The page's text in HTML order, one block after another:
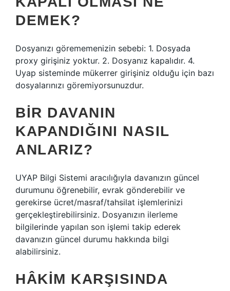
DEMEK?
Dosyanızı görememenizin sebebi: 1. Dosyada
proxy girişiniz yoktur. 2. Dosyanız kapalıdır. 4.
Uyap sisteminde mükerrer girişiniz olduğu için bazı
dosyalarınızı göremiyorsunuzdur.
BIR DAVANIN
KAPANDIĞINI NASIL
ANLARIZ?
UYAP Bilgi Sistemi aracılığıyla davanızın güncel
durumunu öğrenebilir, evrak gönderebilir ve
gerekirse ücret/masraf/tahsilat işlemlerinizi
gerçekleştirebilirsiniz. Dosyanızın ilerleme
bilgilerinde yapılan son işlemi takip ederek
davanızın güncel durumu hakkında bilgi
alabilirsiniz.
HÂKIM KARŞISINDA